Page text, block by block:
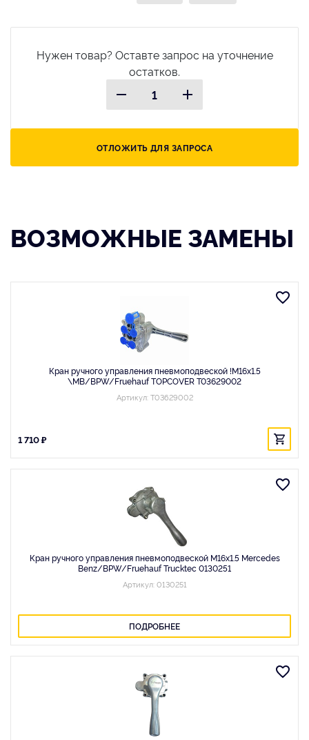
Нужен товар? Оставте запрос на уточнение
остатков.
ОТЛОЖИТЬ ДЛЯ ЗАПРОСА
ВОЗМОЖНЫЕ ЗАМЕНЫ
Кран ручного управления пневмоподвеской !М16x1.5
\MB/BPW/Fruehauf TOPCOVER T03629002
Артикул: T03629002
1 710 ₽
Кран ручного управления пневмоподвеской M16x1.5 Mercedes
Benz/BPW/Fruehauf Trucktec 0130251
Артикул: 0130251
ПОДРОБНЕЕ